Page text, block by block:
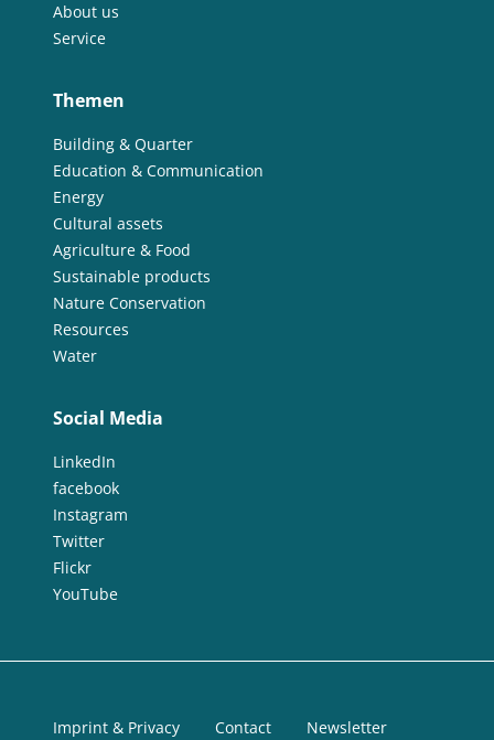
About us
Service
Themen
Building & Quarter
Education & Communication
Energy
Cultural assets
Agriculture & Food
Sustainable products
Nature Conservation
Resources
Water
Social Media
LinkedIn
facebook
Instagram
Twitter
Flickr
YouTube
Imprint & Privacy Contact Newsletter